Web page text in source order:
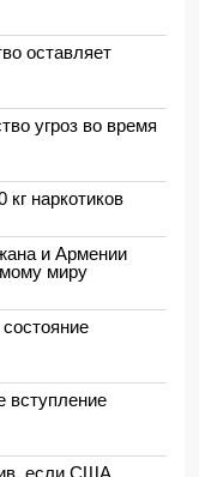
оставляет
угроз во время
наркотиков
и Армении
миру
вступление
если США